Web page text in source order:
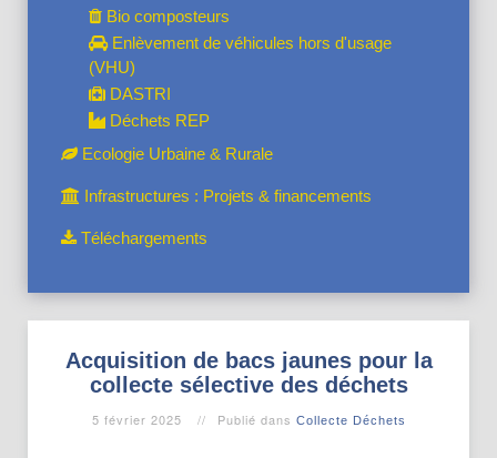
Bio composteurs
Enlèvement de véhicules hors d'usage
(VHU)
DASTRI
Déchets REP
Ecologie Urbaine & Rurale
Infrastructures : Projets & financements
Téléchargements
Acquisition de bacs jaunes pour la
collecte sélective des déchets
5 février 2025 Publié dans Collecte Déchets